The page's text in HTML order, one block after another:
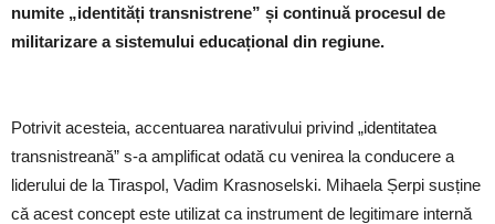
numite „identități transnistrene” și continuă procesul de
militarizare a sistemului educațional din regiune.
Potrivit acesteia, accentuarea narativului privind „identitatea
transnistreană” s-a amplificat odată cu venirea la conducere a
liderului de la Tiraspol, Vadim Krasnoselski. Mihaela Șerpi susține
că acest concept este utilizat ca instrument de legitimare internă